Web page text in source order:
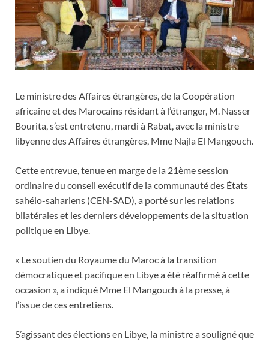
Le ministre des Affaires étrangères, de la Coopération
africaine et des Marocains résidant à l’étranger, M. Nasser
Bourita, s’est entretenu, mardi à Rabat, avec la ministre
libyenne des Affaires étrangères, Mme Najla El Mangouch.
Cette entrevue, tenue en marge de la 21ème session
ordinaire du conseil exécutif de la communauté des États
sahélo-sahariens (CEN-SAD), a porté sur les relations
bilatérales et les derniers développements de la situation
politique en Libye.
« Le soutien du Royaume du Maroc à la transition
démocratique et pacifique en Libye a été réaffirmé à cette
occasion », a indiqué Mme El Mangouch à la presse, à
l’issue de ces entretiens.
S’agissant des élections en Libye, la ministre a souligné que